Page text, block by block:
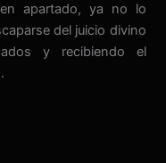
apartado, ya no lo
del juicio divino
y recibiendo el